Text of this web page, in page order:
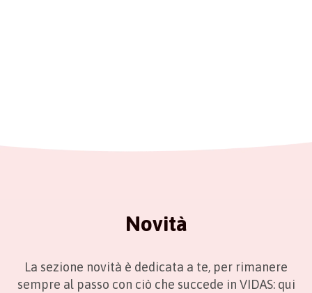
Novità
La sezione novità è dedicata a te, per rimanere
sempre al passo con ciò che succede in VIDAS: qui